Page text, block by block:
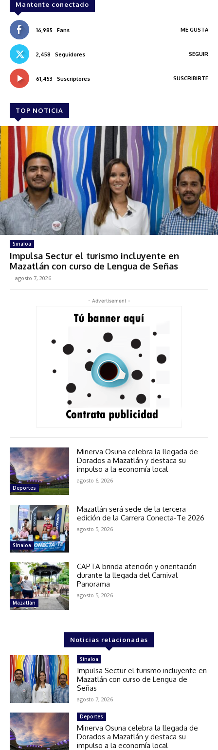
Mantente conectado
16,985 Fans ME GUSTA
2,458 Seguidores SEGUIR
61,453 Suscriptores SUSCRIBIRTE
TOP NOTICIA
Sinaloa
Impulsa Sectur el turismo incluyente en
Mazatlán con curso de Lengua de Señas
- agosto 7, 2026
- Advertisement -
Deportes
Minerva Osuna celebra la llegada de
Dorados a Mazatlán y destaca su
impulso a la economía local
agosto 6, 2026
Sinaloa
Mazatlán será sede de la tercera
edición de la Carrera Conecta-Te 2026
agosto 5, 2026
Mazatlán
CAPTA brinda atención y orientación
durante la llegada del Carnival
Panorama
agosto 5, 2026
Noticias relacionadas
Sinaloa
Impulsa Sectur el turismo incluyente en
Mazatlán con curso de Lengua de
Señas
agosto 7, 2026
Deportes
Minerva Osuna celebra la llegada de
Dorados a Mazatlán y destaca su
impulso a la economía local